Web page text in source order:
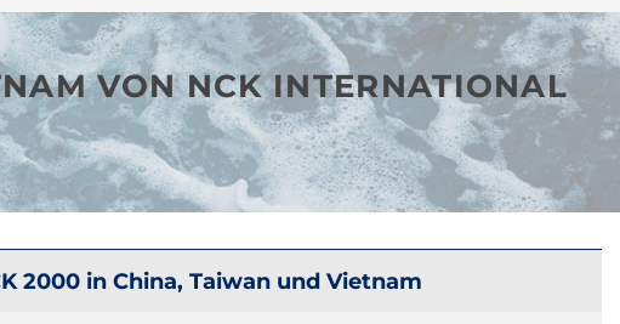
VON NCK INTERNATIONAL
2000 in China, Taiwan und Vietnam